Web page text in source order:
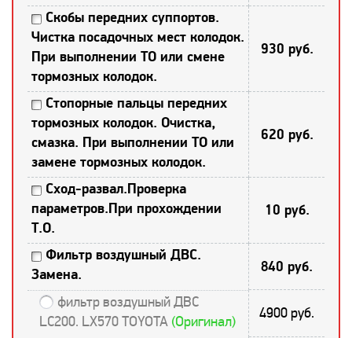
Скобы передних суппортов.
Чистка посадочных мест колодок.
При выполнении ТО или смене
тормозных колодок.
930 руб.
Стопорные пальцы передних
тормозных колодок. Очистка,
смазка. При выполнении ТО или
замене тормозных колодок.
620 руб.
Сход-развал.Проверка
параметров.При прохождении
Т.О.
10 руб.
Фильтр воздушный ДВС.
Замена.
840 руб.
фильтр воздушный ДВС
LC200. LX570 TOYOTA (Оригинал) 4900 руб.